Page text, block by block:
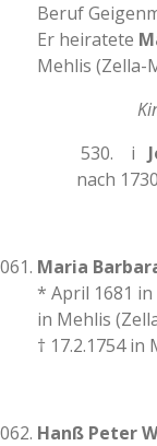
Beruf
Er heiratete
Mehlis (Zella-
530. i
nach 1730
Maria
* April 1681 in
in Mehlis
† 17.2.1754 in
Hanß Peter